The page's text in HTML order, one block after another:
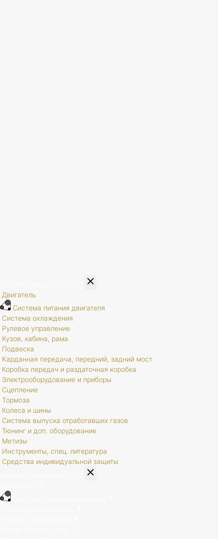
Двигатель
Система питания двигателя
Система охлаждения
Рулевое управление
Кузов, кабина, рама
Подвеска
Карданная передача, передний, задний мост
Коробка передач и раздаточная коробка
Электрооборудование и приборы
Сцепление
Тормоза
Колеса и шины
Система выпуска отработавших газов
Тюнинг и доп. оборудование
Метизы
Инструменты, спец. литература
Средства индивидуальной защиты